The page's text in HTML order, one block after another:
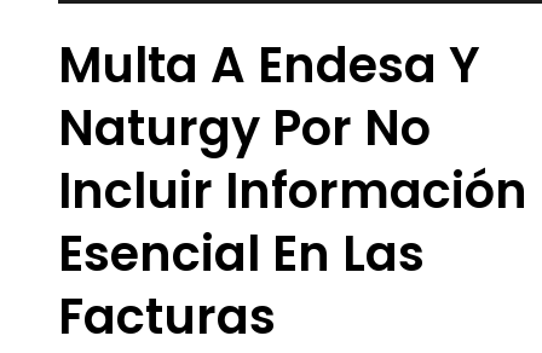
Multa A Endesa Y
Naturgy Por No
Incluir Información
Esencial En Las
Facturas